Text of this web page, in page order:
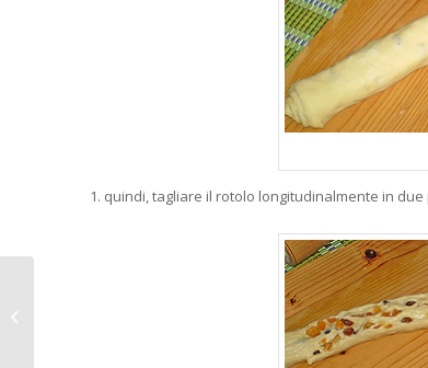
quindi, tagliare il rotolo longitudinalmente in due